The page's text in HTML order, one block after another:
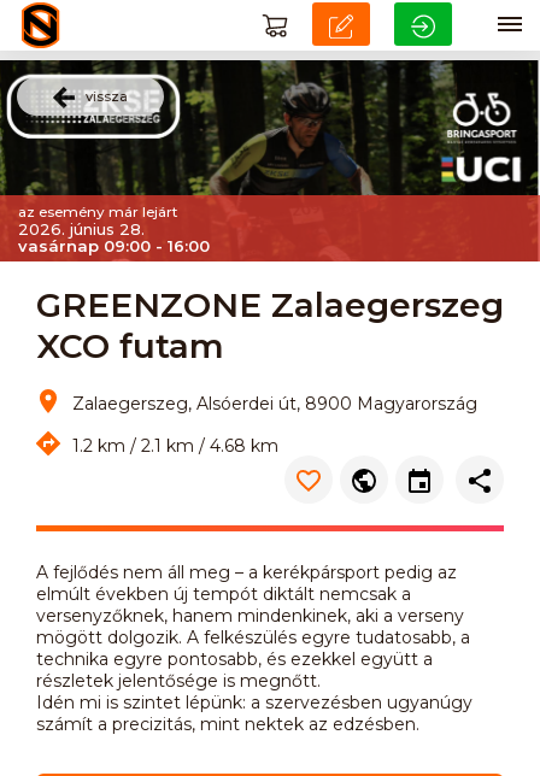
vissza
az esemény már lejárt
2026. június 28.
vasárnap 09:00 - 16:00
GREENZONE Zalaegerszeg
XCO futam
Zalaegerszeg, Alsóerdei út, 8900 Magyarország
1.2 km / 2.1 km / 4.68 km
A fejlődés nem áll meg – a kerékpársport pedig az
elmúlt években új tempót diktált nemcsak a
versenyzőknek, hanem mindenkinek, aki a verseny
mögött dolgozik. A felkészülés egyre tudatosabb, a
technika egyre pontosabb, és ezekkel együtt a
részletek jelentősége is megnőtt.
Idén mi is szintet lépünk: a szervezésben ugyanúgy
számít a precizitás, mint nektek az edzésben.